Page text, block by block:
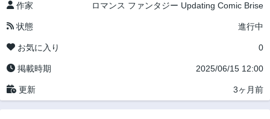
作家 ロマンス ファンタジー Updating Comic Brise
状態 進行中
お気に入り 0
掲載時期 2025/06/15 12:00
更新 3ヶ月前